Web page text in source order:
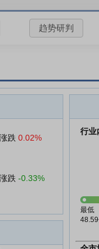
趋势研判
跌 0.02%
跌 -0.33%
行业
最低